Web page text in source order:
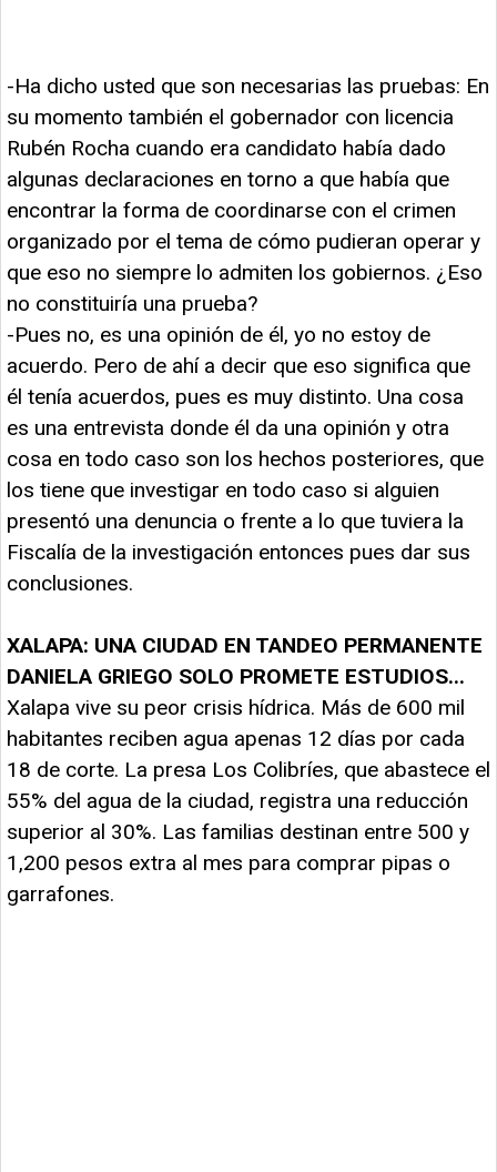
-Ha dicho usted que son necesarias las pruebas: En
su momento también el gobernador con licencia
Rubén Rocha cuando era candidato había dado
algunas declaraciones en torno a que había que
encontrar la forma de coordinarse con el crimen
organizado por el tema de cómo pudieran operar y
que eso no siempre lo admiten los gobiernos. ¿Eso
no constituiría una prueba?
-Pues no, es una opinión de él, yo no estoy de
acuerdo. Pero de ahí a decir que eso significa que
él tenía acuerdos, pues es muy distinto. Una cosa
es una entrevista donde él da una opinión y otra
cosa en todo caso son los hechos posteriores, que
los tiene que investigar en todo caso si alguien
presentó una denuncia o frente a lo que tuviera la
Fiscalía de la investigación entonces pues dar sus
conclusiones.
XALAPA: UNA CIUDAD EN TANDEO PERMANENTE
DANIELA GRIEGO SOLO PROMETE ESTUDIOS...
Xalapa vive su peor crisis hídrica. Más de 600 mil
habitantes reciben agua apenas 12 días por cada
18 de corte. La presa Los Colibríes, que abastece el
55% del agua de la ciudad, registra una reducción
superior al 30%. Las familias destinan entre 500 y
1,200 pesos extra al mes para comprar pipas o
garrafones.